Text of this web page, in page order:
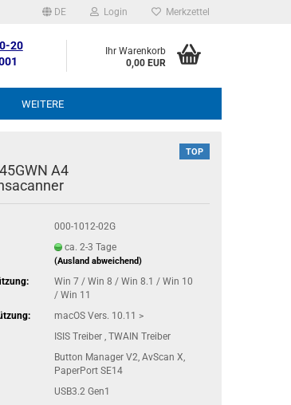
DE Login Merkzettel
20
Ihr Warenkorb
0,00 EUR
WEITERE
TOP
A4
000-1012-02G
ca. 2-3 Tage
(Ausland abweichend)
Win 7 / Win 8 / Win 8.1 / Win 10
/ Win 11
macOS Vers. 10.11 >
ISIS Treiber , TWAIN Treiber
Button Manager V2, AvScan X,
PaperPort SE14
USB3.2 Gen1